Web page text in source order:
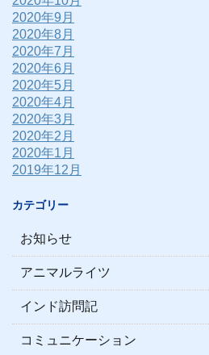
2020年9月
2020年8月
2020年7月
2020年6月
2020年5月
2020年4月
2020年3月
2020年2月
2020年1月
2019年12月
カテゴリー
お知らせ
アニマルライツ
インド訪問記
コミュニケーション